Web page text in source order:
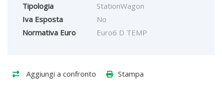
Tipologia
StationWagon
Iva Esposta
No
Normativa Euro
Euro6 D TEMP
Aggiungi a confronto Stampa